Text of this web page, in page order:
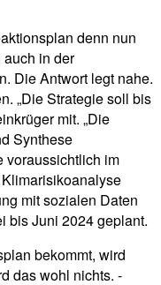
denn nun
auch in der
Die Antwort legt nahe.
„Die Strategie soll bis
mit. „Die
Synthese
voraussichtlich im
mit sozialen Daten
bis Juni 2024 geplant.